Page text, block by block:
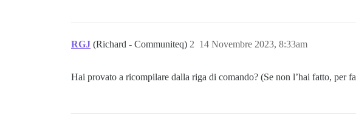
RGJ (Richard - Communiteq) 14 Novembre 2023, 8:33am
2
Hai provato a ricompilare dalla riga di comando? (Se non l’hai fatto, per